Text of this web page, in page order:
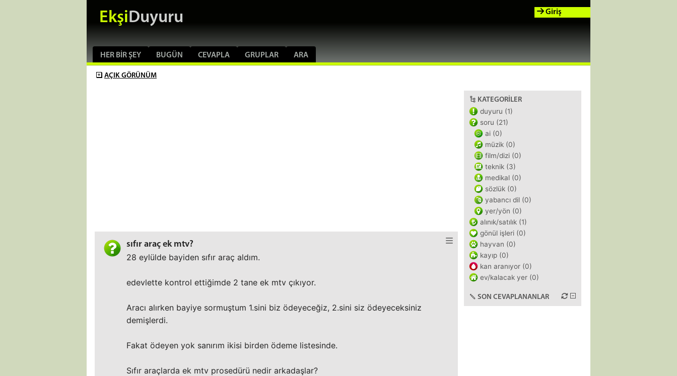
EkşiDuyuru
HER BIR ŞEY BUGÜN CEVAPLA GRUPLAR ARA
Giriş
AÇIK GÖRÜNÜM
sıfır araç ek mtv?
28 eylülde bayiden sıfır araç aldım.
edevlette kontrol ettiğimde 2 tane ek mtv çıkıyor.
Aracı alırken bayiye sormuştum 1.sini biz ödeyeceğiz, 2.sini siz ödeyeceksiniz
demişlerdi.
Fakat ödeyen yok sanırım ikisi birden ödeme listesinde.
Sıfır araçlarda ek mtv prosedürü nedir arkadaşlar?
KATEGORILER
duyuru (1)
soru (21)
ai (0)
müzik (0)
film/dizi (0)
teknik (3)
medikal (0)
sözlük (0)
yabancı dil (0)
yer/yön (0)
alınık/satılık (1)
gönül işleri (0)
hayvan (0)
kayıp (0)
kan aranıyor (0)
ev/kalacak yer (0)
SON CEVAPLANANLAR